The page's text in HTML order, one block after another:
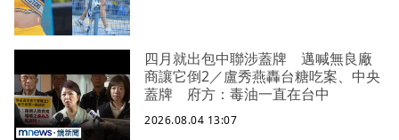
四月就出包中聯涉蓋牌 邁喊無良廠
商讓它倒2／盧秀燕轟台糖吃案、中央
蓋牌 府方：毒油一直在台中
2026.08.04 13:07